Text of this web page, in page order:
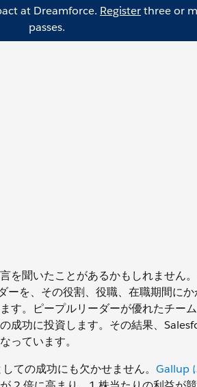
at Dreamforce. Registerthree or
passes.
を聞いたことがあるかもしれません
を、その役割、役職、在職期間にか
す。ピープルリーダーが優れたチー
成功に投資します。その結果、
っています。
ての成功にも欠かせません。 Gallup